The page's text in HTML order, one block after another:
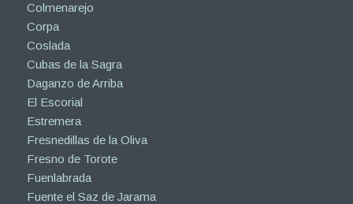
Colmenarejo
Corpa
Coslada
Cubas de la Sagra
Daganzo de Arriba
El Escorial
Estremera
Fresnedillas de la Oliva
Fresno de Torote
Fuenlabrada
Fuente el Saz de Jarama